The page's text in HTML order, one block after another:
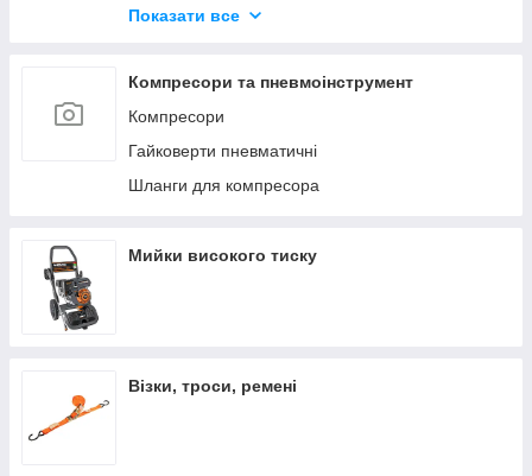
Будівельні олівці та маркери
Диски відрізні
Показати все
Компресори та пневмоінструмент
Компресори
Гайковерти пневматичні
Шланги для компресора
Мийки високого тиску
Візки, троси, ремені